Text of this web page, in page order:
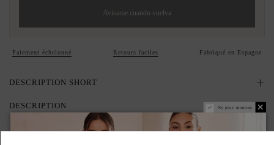
Avisame cuando vuelva
Paiement échelonné Retours faciles Fabriqué en Espagne
DESCRIPTION SHORT
DESCRIPTION Ne plus montrer.